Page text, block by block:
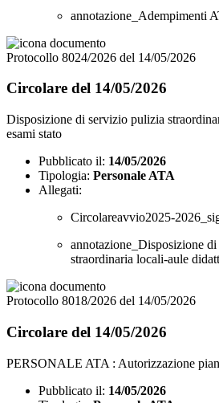
annotazione_Adempimenti
Protocollo 8024/2026 del 14/05/2026
Circolare del 14/05/2026
Disposizione di servizio pulizia
esami stato
Pubblicato il: 14/05/2026
Tipologia: Personale ATA
Allegati:
Circolareavvio2025-
annotazione_Disposizione
straordinaria locali-aule
Protocollo 8018/2026 del 14/05/2026
Circolare del 14/05/2026
PERSONALE ATA : Autorizzazione
Pubblicato il: 14/05/2026